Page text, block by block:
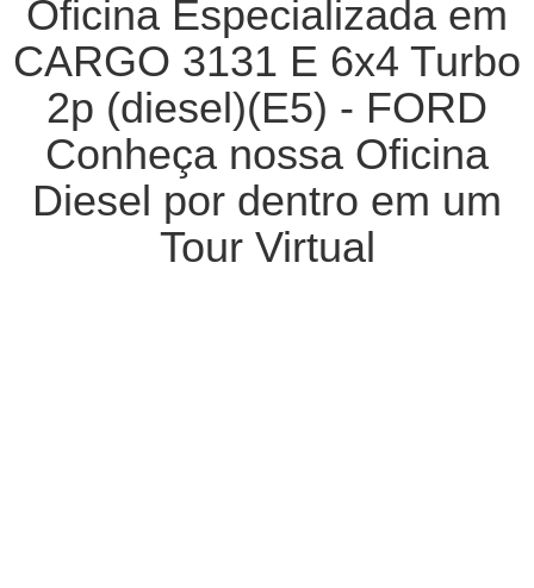
Oficina Especializada em
CARGO 3131 E 6x4 Turbo
2p (diesel)(E5) - FORD
Conheça nossa Oficina
Diesel por dentro em um
Tour Virtual